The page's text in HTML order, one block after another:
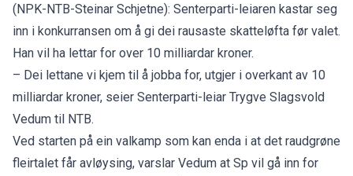
(NPK-NTB-Steinar Schjetne): Senterparti-leiaren kastar seg
inn i konkurransen om å gi dei rausaste skatteløfta før valet.
Han vil ha lettar for over 10 milliardar kroner.
– Dei lettane vi kjem til å jobba for, utgjer i overkant av 10
milliardar kroner, seier Senterparti-leiar Trygve Slagsvold
Vedum til NTB.
Ved starten på ein valkamp som kan enda i at det raudgrøne
fleirtalet får avløysing, varslar Vedum at Sp vil gå inn for